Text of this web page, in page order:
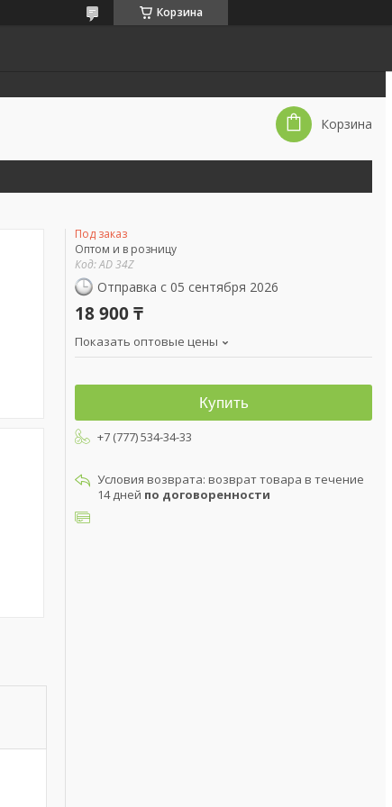
Корзина
Корзина
Под заказ
Оптом и в розницу
Код:AD 34Z
Отправка с 05 сентября 2026
18 900 ₸
Показать оптовые цены
Купить
+7 (777) 534-34-33
возврат товара в течение
14 дней по договоренности